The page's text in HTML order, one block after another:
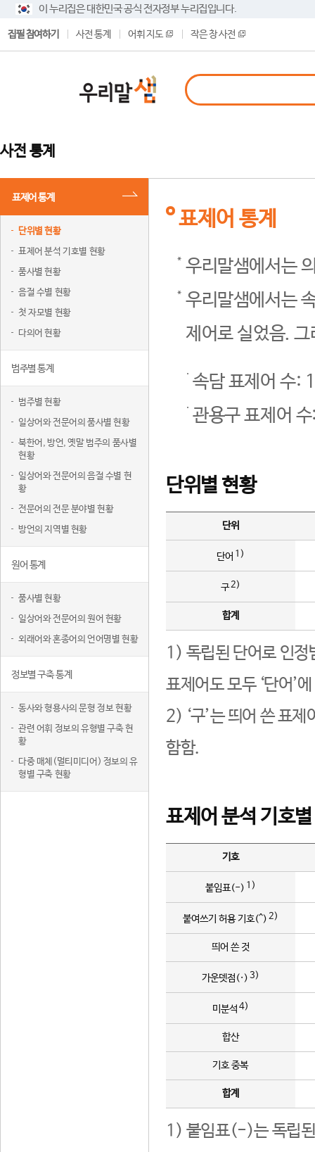
이 누리집은 대한민국 공식 전자정부 누리집입니다.
집필 참여하기 사전 통계 어휘 지도 작은 창 사전
사전 통계
표제어 통계
단위별 현황
표제어 분석 기호별 현황
품사별 현황
음절 수별 현황
첫 자모별 현황
다의어 현황
범주별 통계
범주별 현황
일상어와 전문어의 품사별 현황
북한어, 방언, 옛말 범주의 품사별
현황
일상어와 전문어의 음절 수별 현
황
전문어의 전문 분야별 현황
방언의 지역별 현황
원어 통계
품사별 현황
일상어와 전문어의 원어 현황
외래어와 혼종어의 언어명별 현황
정보별 구축 통계
동사와 형용사의 문형 정보 현황
관련 어휘 정보의 유형별 구축 현
황
다중 매체(멀티미디어) 정보의 유
형별 구축 현황
표제어 통계
우리말샘에서는
우리말샘에서는
제어로 실었음.
속담 표제어 수:
관용구 표제어
단위별 현황
단위
단어 1)
구2)
합계
1) 독립된 단어로 인정
표제어도 모두 ‘단어’
2) ‘구’는 띄어 쓴 표
함함.
표제어 분석 기호
기호
붙임표(-) 1)
붙여쓰기 허용 기호(^) 2)
띄어 쓴 것
가운뎃점(·) 3)
미분석 4)
합산
기호 중복
합계
1) 붙임표(-)는 독립된